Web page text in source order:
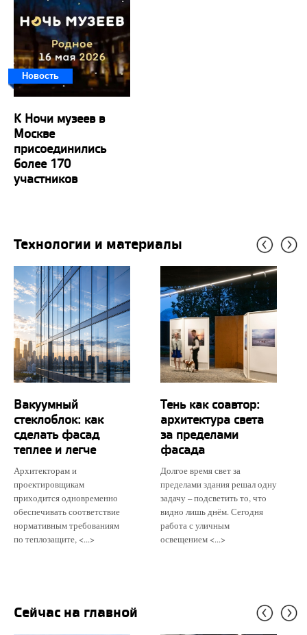
Новость
К Ночи музеев в
Москве
присоединились
более 170
участников
Технологии и материалы
Вакуумный
стеклоблок: как
сделать фасад
теплее и легче
Архитекторам и
проектировщикам
приходится одновременно
обеспечивать соответствие
нормативным требованиям
по теплозащите, <...>
Тень как соавтор:
архитектура света
за пределами
фасада
Долгое время свет за
пределами здания решал одну
задачу – подсветить то, что
видно лишь днём. Сегодня
работа с уличным
освещением <...>
Сейчас на главной